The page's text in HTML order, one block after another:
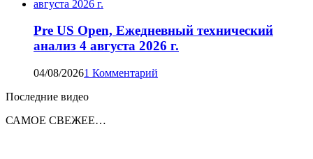
Pre US Open, Ежедневный технический
анализ 4 августа 2026 г.
04/08/20261 Комментарий
Последние видео
САМОЕ СВЕЖЕЕ…